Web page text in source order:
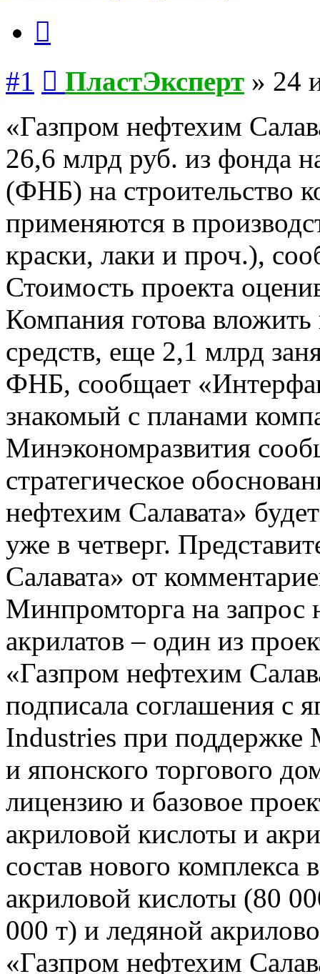
#1 ПластЭксперт » 24
«Газпром нефтехим
26,6 млрд руб. из фонда
(ФНБ) на строительство
применяются в
краски, лаки и проч.),
Стоимость проекта
Компания готова
средств, еще 2,1 млрд
ФНБ, сообщает
знакомый с планами
Минэкономразвития
стратегическое
нефтехим Салавата»
уже в четверг.
Салавата» от
Минпромторга на
акрилатов – один из
«Газпром нефтехим
подписала соглашения с
Industries при поддержке
и японского торгового
лицензию и базовое
акриловой кислоты и
состав нового комплекса
акриловой кислоты (80
000 т) и ледяной
«Газпром нефтехим